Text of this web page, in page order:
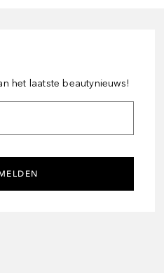
het laatste beautynieuws!